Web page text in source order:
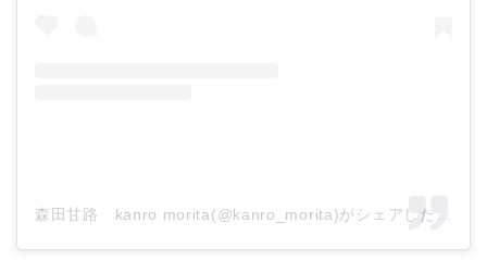
森田甘路 kanro morita(@kanro_morita)がシェアした投稿